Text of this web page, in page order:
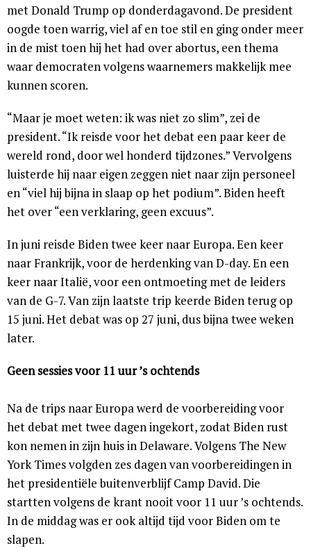
met Donald Trump op donderdagavond. De president
oogde toen warrig, viel af en toe stil en ging onder meer
in de mist toen hij het had over abortus, een thema
waar democraten volgens waarnemers makkelijk mee
kunnen scoren.
“Maar je moet weten: ik was niet zo slim”, zei de
president. “Ik reisde voor het debat een paar keer de
wereld rond, door wel honderd tijdzones.” Vervolgens
luisterde hij naar eigen zeggen niet naar zijn personeel
en “viel hij bijna in slaap op het podium”. Biden heeft
het over “een verklaring, geen excuus”.
In juni reisde Biden twee keer naar Europa. Een keer
naar Frankrijk, voor de herdenking van D-day. En een
keer naar Italië, voor een ontmoeting met de leiders
van de G-7. Van zijn laatste trip keerde Biden terug op
15 juni. Het debat was op 27 juni, dus bijna twee weken
later.
Geen sessies voor 11 uur ’s ochtends
Na de trips naar Europa werd de voorbereiding voor
het debat met twee dagen ingekort, zodat Biden rust
kon nemen in zijn huis in Delaware. Volgens The New
York Times volgden zes dagen van voorbereidingen in
het presidentiële buitenverblijf Camp David. Die
startten volgens de krant nooit voor 11 uur ’s ochtends.
In de middag was er ook altijd tijd voor Biden om te
slapen.